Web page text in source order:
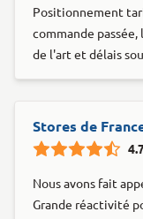
Positionnement
commande
de l'art et délais
Stores de
Nous avons fait
Grande réactivité